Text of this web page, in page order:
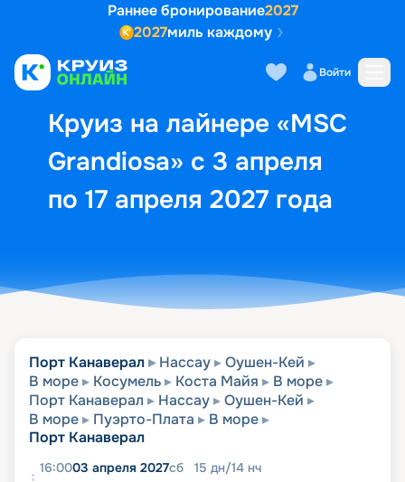
Раннее бронирование2027
2027миль каждому
Войти
Круиз на лайнере «MSC
Grandiosa» с 3 апреля
по 17 апреля 2027 года
Выбор кают Маршрут и
Порт Канаверал Нассау
Оушен-Кей
В море
Косумель Коста Майя
В море
Порт Канаверал
Нассау
Оушен-Кей
В море
Пуэрто-Плата
В море
Порт Канаверал
16:0003 апреля 2027сб 15 дн/14 нч